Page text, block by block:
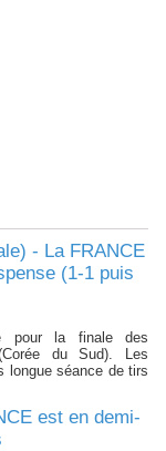
- La FRANCE
(1-1 puis
pour la finale des
du Sud). Les
longue séance de tirs
est en demi-